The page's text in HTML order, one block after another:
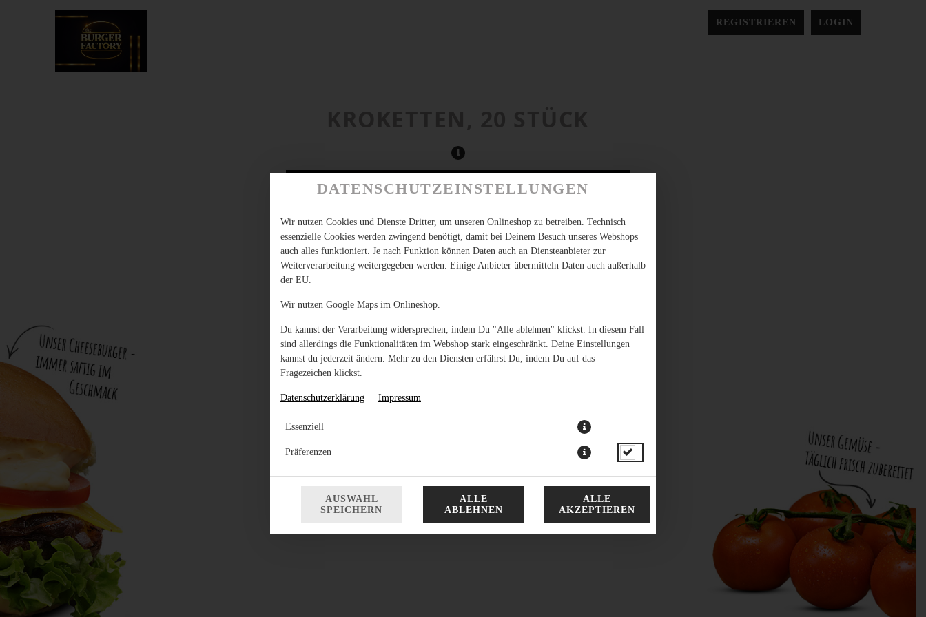
REGISTRIEREN LOGIN
* Die Preise können nach Auswahl des Stores variieren.
DATENSCHUTZEINSTELLUNGEN
Wir nutzen Cookies und Dienste Dritter, um unseren Onlineshop zu betreiben. Technisch
essenzielle Cookies werden zwingend benötigt, damit bei Deinem Besuch unseres Webshops
auch alles funktioniert. Je nach Funktion können Daten auch an Diensteanbieter zur
Weiterverarbeitung weitergegeben werden. Einige Anbieter übermitteln Daten auch außerhalb
der EU.
Wir nutzen Google Maps im Onlineshop.
Du kannst der Verarbeitung widersprechen, indem Du "Alle ablehnen" klickst. In diesem Fall
sind allerdings die Funktionalitäten im Webshop stark eingeschränkt. Deine Einstellungen
kannst du jederzeit ändern. Mehr zu den Diensten erfährst Du, indem Du auf das
Fragezeichen klickst.
Datenschutzerklärung Impressum
Essenziell
Präferenzen
AUSWAHL
SPEICHERN
ALLE
ABLEHNEN
ALLE
AKZEPTIEREN